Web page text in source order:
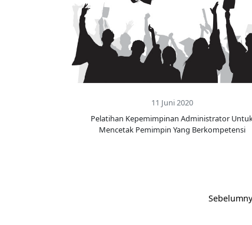
11 Juni 2020
Pelatihan Kepemimpinan Administrator
Mencetak Pemimpin Yang Berkompetensi